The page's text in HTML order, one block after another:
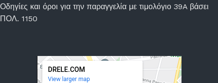
Οδηγίες και όροι για την παραγγελία με τιμολόγιο 39A βάσει
ΠΟΛ. 1150